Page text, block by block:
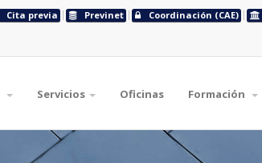
Cita previa Previnet Coordinación (CAE)
Servicios Oficinas Formación